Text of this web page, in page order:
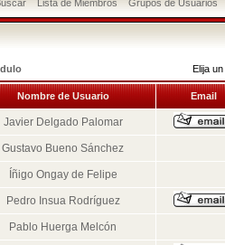
Lista de Miembros Grupos de Usuarios
Elija
Nombre de Usuario Email
Javier Delgado Palomar
Gustavo Bueno Sánchez
Íñigo Ongay de Felipe
Pedro Insua Rodríguez
Pablo Huerga Melcón